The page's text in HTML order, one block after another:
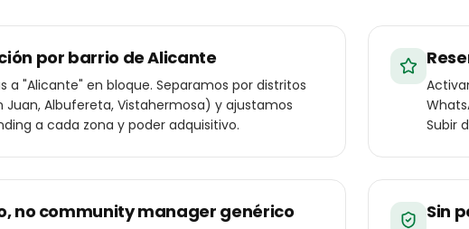
por barrio de Alicante
a "Alicante" en bloque. Separamos por distritos
Juan, Albufereta, Vistahermosa) y ajustamos
a cada zona y poder adquisitivo.
Subir
no community manager genérico Sin